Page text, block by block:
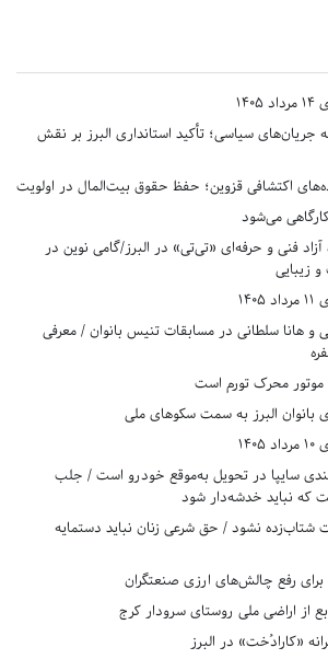
جریان‌های سیاسی؛ تأکید استانداری البرز بر نقش
اکتشافی قزوین؛ حفظ حقوق بیت‌المال در اولویت
می‌شود
آزاد فنی و حرفه‌ای «تی‌تی» در البرز/گامی نوین در
زیبایی
هانا سلطانی در مسابقات تنیس بانوان / معرفی
موتور محرک تورم است
بانوان البرز به سمت سکوهای ملی
سایپا در تحویل به‌موقع خودرو است / جلب
که نباید خدشه‌دار شود
شتاب‌زده نشود / حق شرعی زنان نباید دستمایه
رفع چالش‌های ارزی صنعتگران
«کارادُخت» در البرز